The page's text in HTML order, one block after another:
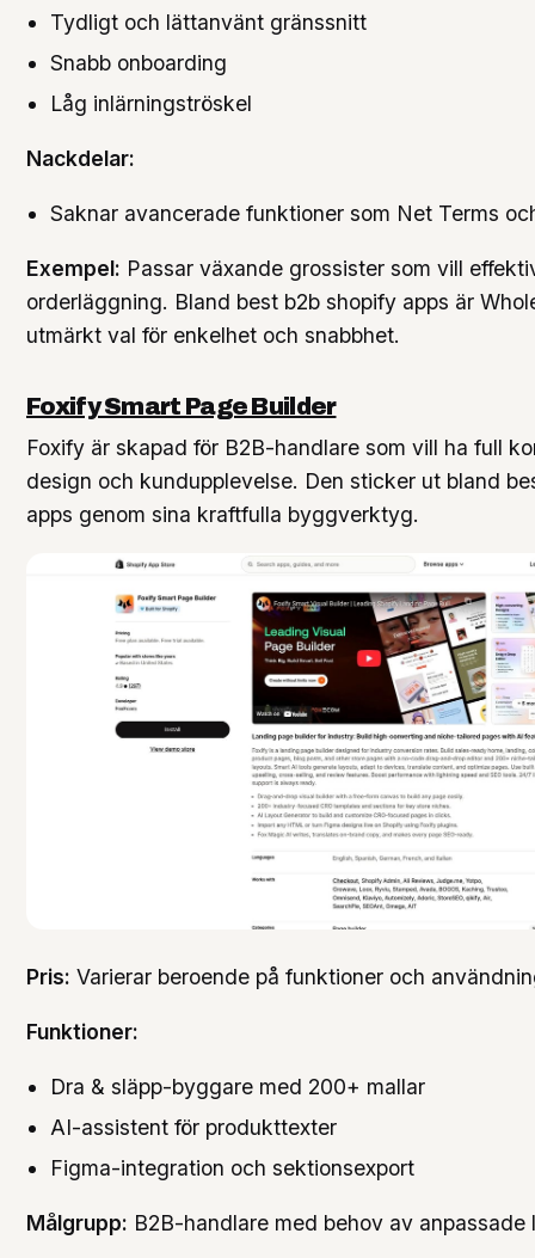
Tydligt och lättanvänt gränssnitt
Snabb onboarding
Låg inlärningströskel
Nackdelar:
Saknar avancerade funktioner som Net Terms
Exempel: Passar växande grossister som vill
orderläggning. Bland best b2b shopify apps är
utmärkt val för enkelhet och snabbhet.
Foxify Smart Page Builder
Foxify är skapad för B2B-handlare som vill ha full
design och kundupplevelse. Den sticker ut bland
apps genom sina kraftfulla byggverktyg.
Pris: Varierar beroende på funktioner och
Funktioner:
Dra & släpp-byggare med 200+ mallar
AI-assistent för produkttexter
Figma-integration och sektionsexport
Målgrupp: B2B-handlare med behov av anpassade